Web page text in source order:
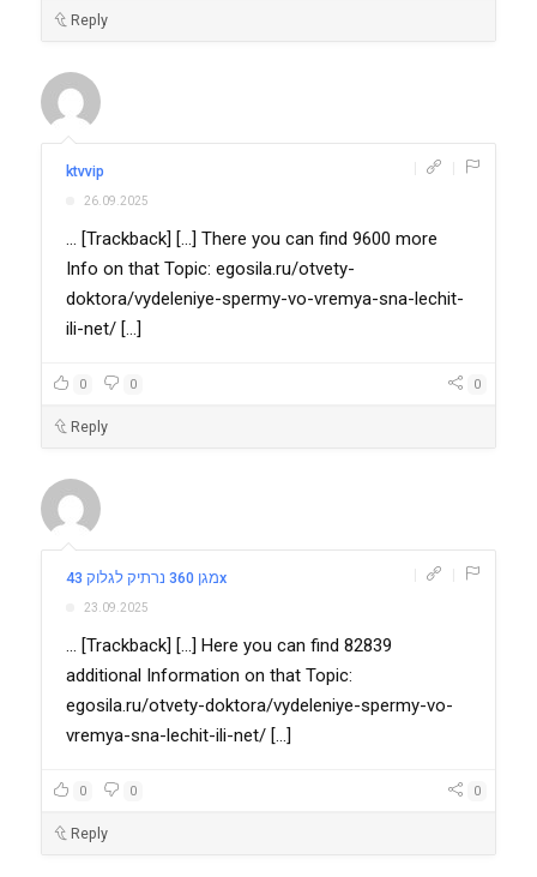
Reply
ktvvip
26.09.2025
... [Trackback] [...] There you can find 9600 more
Info on that Topic: egosila.ru/otvety-
doktora/vydeleniye-spermy-vo-vremya-sna-lechit-
ili-net/ [...]
0 0 0
Reply
מגן 360 נרתיק לגלוק 43x
23.09.2025
... [Trackback] [...] Here you can find 82839
additional Information on that Topic:
egosila.ru/otvety-doktora/vydeleniye-spermy-vo-
vremya-sna-lechit-ili-net/ [...]
0 0 0
Reply